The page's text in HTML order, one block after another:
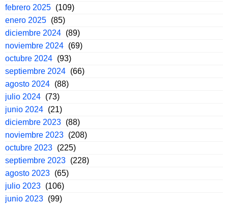
febrero 2025 (109)
enero 2025 (85)
diciembre 2024 (89)
noviembre 2024 (69)
octubre 2024 (93)
septiembre 2024 (66)
agosto 2024 (88)
julio 2024 (73)
junio 2024 (21)
diciembre 2023 (88)
noviembre 2023 (208)
octubre 2023 (225)
septiembre 2023 (228)
agosto 2023 (65)
julio 2023 (106)
junio 2023 (99)